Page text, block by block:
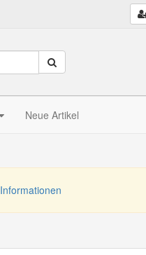
Neue Artikel